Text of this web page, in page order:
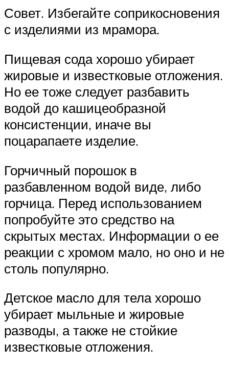
Совет. Избегайте соприкосновения
с изделиями из мрамора.
Пищевая сода хорошо убирает
жировые и известковые отложения.
Но ее тоже следует разбавить
водой до кашицеобразной
консистенции, иначе вы
поцарапаете изделие.
Горчичный порошок в
разбавленном водой виде, либо
горчица. Перед использованием
попробуйте это средство на
скрытых местах. Информации о ее
реакции с хромом мало, но оно и не
столь популярно.
Детское масло для тела хорошо
убирает мыльные и жировые
разводы, а также не стойкие
известковые отложения.